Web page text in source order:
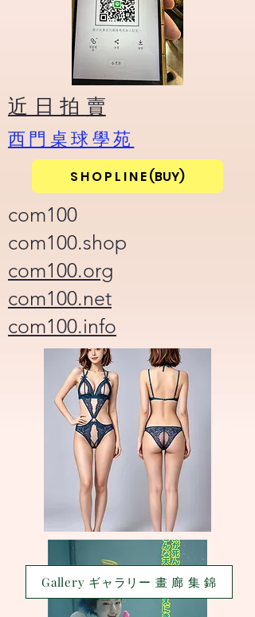
​近 日 拍 賣
​西門桌球學苑
S H O P L I N E (BUY)
com100
com100.shop
com100.org
com100.net
com100.info
Gallery ギャラリー 畫 廊 集 錦